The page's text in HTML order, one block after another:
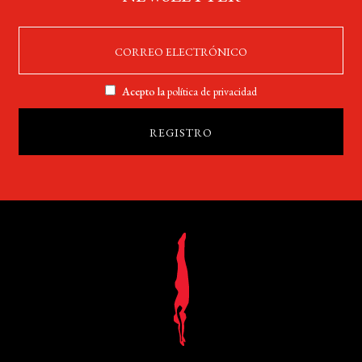
Acepto lapolítica de privacidad